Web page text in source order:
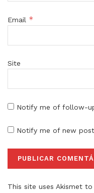
Email *
Site
Notify me of follow-
Notify me of new
This site uses Akismet